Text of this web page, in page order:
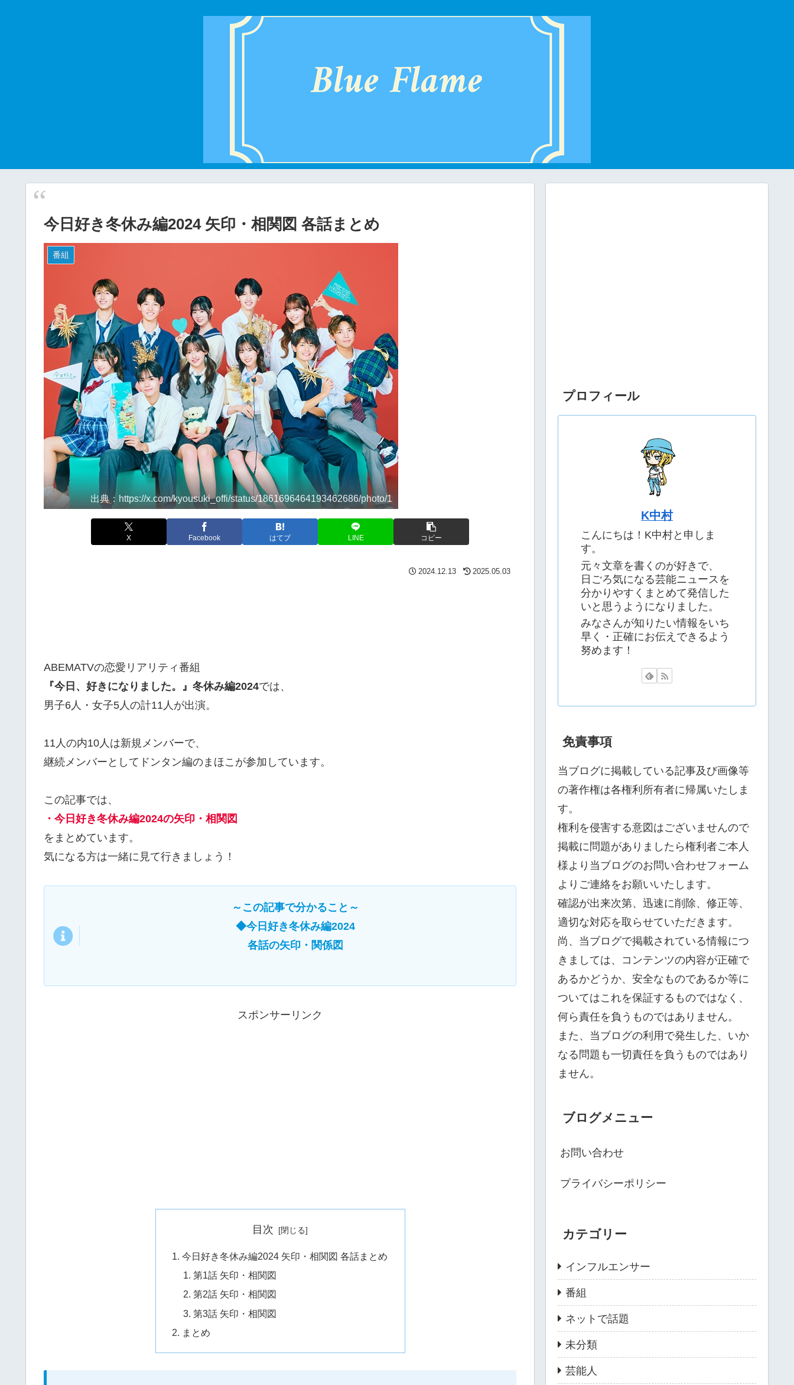
今日好き冬休み編2024 矢印・相関図 各話まとめ
番組
出典：https://x.com/kyousuki_offi/status/1861696464193462686/photo/1
X Facebook はてブ LINE コピー
2024.12.13 2025.05.03
ABEMATVの恋愛リアリティ番組
『今日、好きになりました。』冬休み編2024では、
男子6人・女子5人の計11人が出演。
11人の内10人は新規メンバーで、
継続メンバーとしてドンタン編のまほこが参加しています。
この記事では、
・今日好き冬休み編2024の矢印・相関図
をまとめています。
気になる方は一緒に見て行きましょう！
～この記事で分かること～
◆今日好き冬休み編2024
各話の矢印・関係図
スポンサーリンク
目次
今日好き冬休み編2024 矢印・相関図 各話まとめ
第1話 矢印・相関図
第2話 矢印・相関図
第3話 矢印・相関図
まとめ
プロフィール
K中村
こんにちは！K中村と申しま
す。
元々文章を書くのが好きで、
日ごろ気になる芸能ニュースを
分かりやすくまとめて発信した
いと思うようになりました。
みなさんが知りたい情報をいち
早く・正確にお伝えできるよう
努めます！
免責事項
当ブログに掲載している記事及び画像等
の著作権は各権利所有者に帰属いたしま
す。
権利を侵害する意図はございませんので
掲載に問題がありましたら権利者ご本人
様より当ブログのお問い合わせフォーム
よりご連絡をお願いいたします。
確認が出来次第、迅速に削除、修正等、
適切な対応を取らせていただきます。
尚、当ブログで掲載されている情報につ
きましては、コンテンツの内容が正確で
あるかどうか、安全なものであるか等に
ついてはこれを保証するものではなく、
何ら責任を負うものではありません。
また、当ブログの利用で発生した、いか
なる問題も一切責任を負うものではあり
ません。
ブログメニュー
お問い合わせ
プライバシーポリシー
カテゴリー
インフルエンサー
番組
ネットで話題
未分類
芸能人